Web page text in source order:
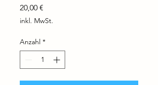
20,00 €
inkl. MwSt.
Anzahl *